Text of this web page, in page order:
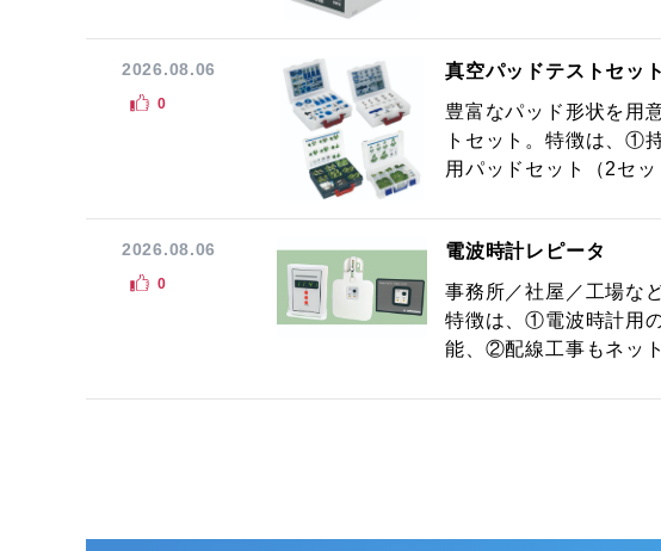
2026.08.06
真空パッドテストセット
豊富なパッド形状を用
トセット。特徴は、①
用パッドセット（2セ
0
2026.08.06
電波時計レピータ
事務所／社屋／工場な
特徴は、①電波時計用
能、②配線工事もネッ
0